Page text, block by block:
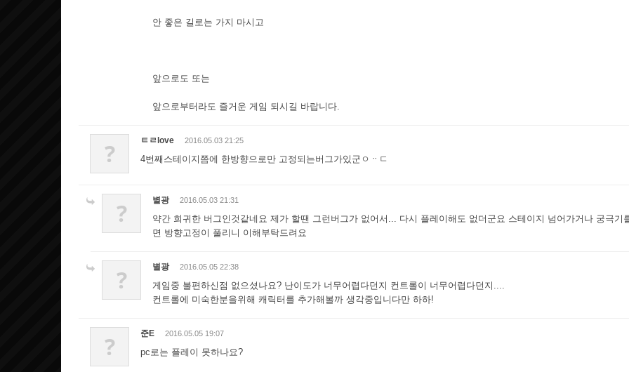
안 좋은 길로는 가지 마시고
앞으로도 또는
앞으로부터라도 즐거운 게임 되시길 바랍니다.
? ㅌㄹlove 2016.05.03 21:25
4번째스테이지쯤에 한방향으로만 고정되는버그가있군ㅇᆢㄷ
? 별광 2016.05.03 21:31
약간 희귀한 버그인것같네요 제가 할땐 그런버그가 없어서... 다시 플레이해도 없더군요 스테이지 넘어가거나 궁극기
면 방향고정이 풀리니 이해부탁드려요
? 별광 2016.05.05 22:38
게임중 불편하신점 없으셨나요? 난이도가 너무어렵다던지 컨트롤이 너무어렵다던지....
컨트롤에 미숙한분을위해 캐릭터를 추가해볼까 생각중입니다만 하하!
? 준E 2016.05.05 19:07
pc로는 플레이 못하나요?